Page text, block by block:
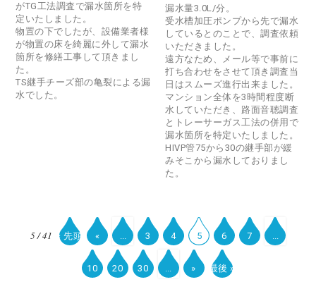
がTG工法調査で漏水箇所を特
定いたしました。
物置の下でしたが、設備業者様
が物置の床を綺麗に外して漏水
箇所を修繕工事して頂きまし
た。
TS継手チーズ部の亀裂による漏
水でした。
漏水量3.0L/分。
受水槽加圧ポンプから先で漏水
しているとのことで、調査依頼
いただきました。
遠方なため、メール等で事前に
打ち合わせをさせて頂き調査当
日はスムーズ進行出来ました。
マンション全体を3時間程度断
水していただき、路面音聴調査
とトレーサーガス工法の併用で
漏水箇所を特定いたしました。
HIVP管75から30の継手部が緩
みそこから漏水しておりまし
た。
5 / 41 « 先頭 « ... 3 4 5 6 7 ...
10 20 30 ... » 最後 »